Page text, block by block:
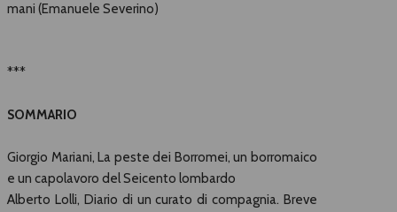
mani (Emanuele Severino)
***
SOMMARIO
Giorgio Mariani, La peste dei Borromei, un borromaico
e un capolavoro del Seicento lombardo
Alberto Lolli, Diario di un curato di compagnia. Breve